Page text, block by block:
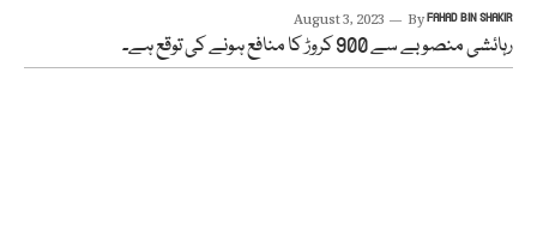
August 3, 2023 ByFAHAD BIN SHAKIR
رہائشی منصوبے سے 900 کروڑ کا منافع ہونے کی توقع ہے۔